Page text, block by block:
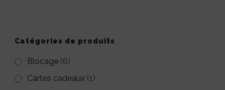
Catégories de produits
Blocage (6)
Cartes cadeaux (1)